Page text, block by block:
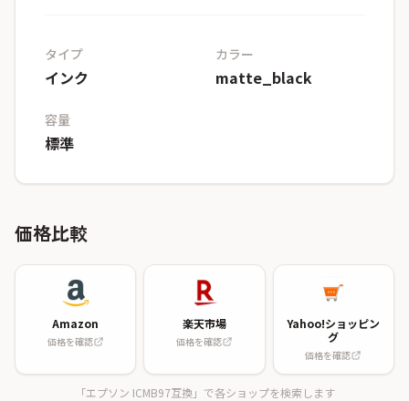
タイプ
インク
カラー
matte_black
容量
標準
価格比較
Amazon
価格を確認
楽天市場
価格を確認
Yahoo!ショッピン
グ
価格を確認
「エプソン ICMB97互換」で各ショップを検索します